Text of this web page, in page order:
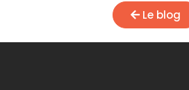
Le blog